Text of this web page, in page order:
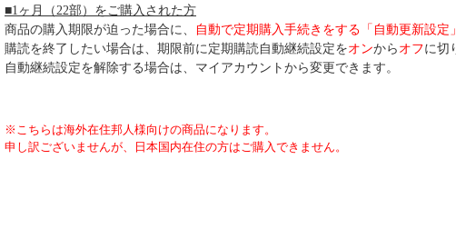
■1ヶ月（22部）をご購入された方
商品の購入期限が迫った場合に、
自動で定期購入手続きをする「自動更新設定
購読を終了したい場合は、期限前に定期購読自動継続設定をオンからオフに切
自動継続設定を解除する場合は、マイアカウントから変更できます。
※こちらは海外在住邦人様向けの商品になります。
申し訳ございませんが、日本国内在住の方はご購入できません。